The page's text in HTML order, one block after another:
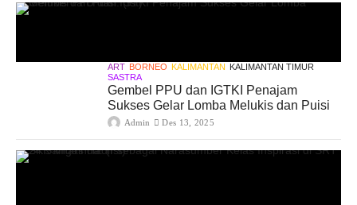
ART BORNEO KALIMANTAN KALIMANTAN TIMUR
SASTRA
Gembel PPU dan IGTKI Penajam
Sukses Gelar Lomba Melukis dan Puisi
Admin Des 13, 2025